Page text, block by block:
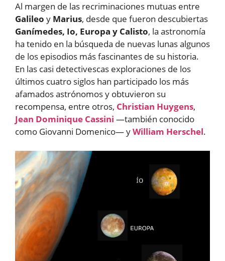
Al margen de las recriminaciones mutuas entre
Galileo y Marius, desde que fueron descubiertas
Ganímedes, Io, Europa y Calisto, la astronomía
ha tenido en la búsqueda de nuevas lunas algunos
de los episodios más fascinantes de su historia.
En las casi detectivescas exploraciones de los
últimos cuatro siglos han participado los más
afamados astrónomos y obtuvieron su
recompensa, entre otros, Christian Huygens,
Jean Dominique Cassini —también conocido
como Giovanni Domenico— yWilliam Herschel.